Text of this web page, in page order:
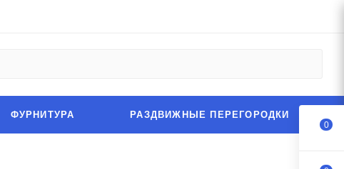
ФУРНИТУРА РАЗДВИЖНЫЕ ПЕРЕГОРОДКИ
0